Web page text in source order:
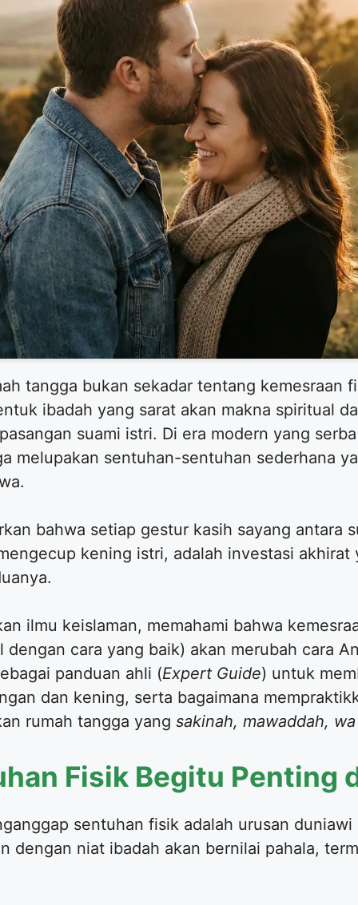
tangga bukan sekadar tentang kemesraan
ibadah yang sarat akan makna spiritual
suami istri. Di era modern yang
melupakan sentuhan-sentuhan sederhana
bahwa setiap gestur kasih sayang antara
kening istri, adalah investasi akhirat
ilmu keislaman, memahami bahwa
cara yang baik) akan merubah cara
panduan ahli (Expert Guide) untuk
dan kening, serta bagaimana
rumah tangga yang sakinah, mawaddah,
Fisik Begitu Penting
sentuhan fisik adalah urusan duniawi
dengan niat ibadah akan bernilai pahala,